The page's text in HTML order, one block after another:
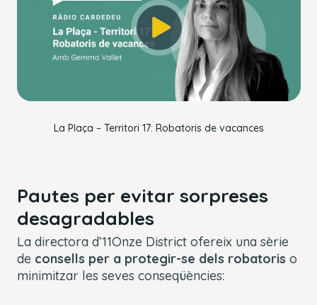
La Plaça – Territori 17: Robatoris de vacances
window.
VIDEO_CLOUD_ERR_ACCOUNT_NOT_FOUND
2026-08-09:912c0840b037f54f817e6140Player Element ID:
player_6309404223112
Pautes per evitar sorpreses
desagradables
La directora d’11Onze District ofereix una sèrie
de consells per a protegir-se dels robatoris o
minimitzar les seves conseqüències: